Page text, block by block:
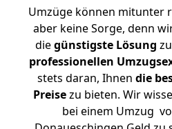
Umzüge können mitunter
aber keine Sorge, denn
diegünstigste Lösung
professionellen
stets daran, Ihnen die
Preisezu bieten. Wir
bei einem Umzug